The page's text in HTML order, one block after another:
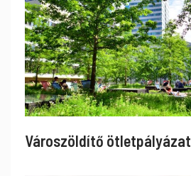
Városzöldítő ötletpályázat